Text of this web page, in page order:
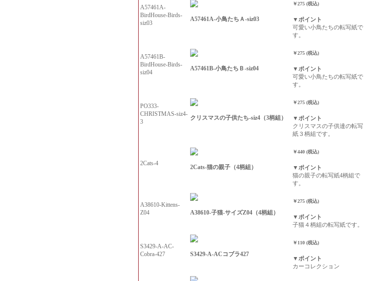
A57461A-
BirdHouse-Birds-
siz03
A57461A-小鳥たちＡ-siz03
￥275 (税込)
▼ポイント
可愛い小鳥たちの転写紙で
す。
A57461B-
BirdHouse-Birds-
siz04
A57461B-小鳥たちＢ-siz04
￥275 (税込)
▼ポイント
可愛い小鳥たちの転写紙で
す。
PO333-
CHRISTMAS-siz4-
3
クリスマスの子供たち-siz4（3柄組）
￥275 (税込)
▼ポイント
クリスマスの子供達の転写
紙３柄組です。
2Cats-4
2Cats-猫の親子（4柄組）
￥440 (税込)
▼ポイント
猫の親子の転写紙4柄組で
す。
A38610-Kittens-
Z04
A38610-子猫-サイズZ04（4柄組）
￥275 (税込)
▼ポイント
子猫４柄組の転写紙です。
S3429-A-AC-
Cobra-427
S3429-A-ACコブラ427
￥110 (税込)
▼ポイント
カーコレクション